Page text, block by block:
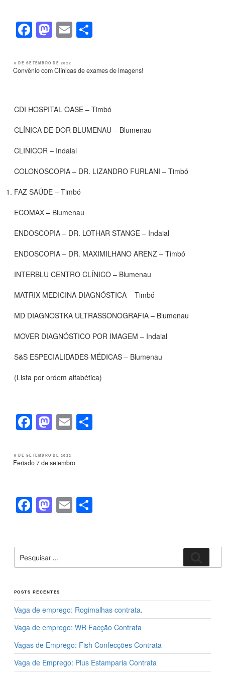
o
o
k
o
n
F
a
c
e
o
o
k
M
a
st
o
o
n
E
m
ail
e
PUBLICADO
EM
8 DE SETEMBRO DE 2022
Convênio com Clínicas de exames de imagens!
CDI HOSPITAL OASE – Timbó
CLÍNICA DE DOR BLUMENAU – Blumenau
CLINICOR – Indaial
COLONOSCOPIA – DR. LIZANDRO FURLANI – Timbó
FAZ SAÚDE – Timbó
ECOMAX – Blumenau
ENDOSCOPIA – DR. LOTHAR STANGE – Indaial
ENDOSCOPIA – DR. MAXIMILHANO ARENZ – Timbó
INTERBLU CENTRO CLÍNICO – Blumenau
MATRIX MEDICINA DIAGNÓSTICA – Timbó
MD DIAGNOSTKA ULTRASSONOGRAFIA – Blumenau
MOVER DIAGNÓSTICO POR IMAGEM – Indaial
S&S ESPECIALIDADES MÉDICAS – Blumenau
(Lista por ordem alfabética)
F
c
e
o
o
M
st
o
o
n
E
PUBLICADO
EM
6 DE SETEMBRO DE 2022
Feriado 7 de setembro
F
e
b
o
o
k
M
o
d
o
n
E
e
por:
POSTS RECENTES
Vaga de emprego: Rogimalhas contrata.
Vaga de emprego: WR Facção Contrata
Vagas de Emprego: Fish Confecções Contrata
Vaga de Emprego: Plus Estamparia Contrata